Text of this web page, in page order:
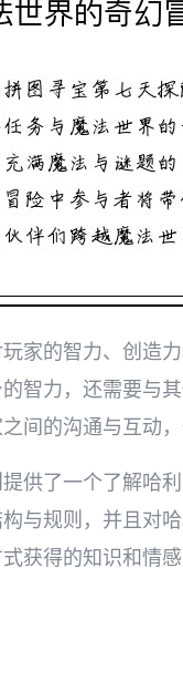
家的智力、创造
智力，还需要与
间的沟通与互动
供了一个了解哈
与规则，并且对
获得的知识和情